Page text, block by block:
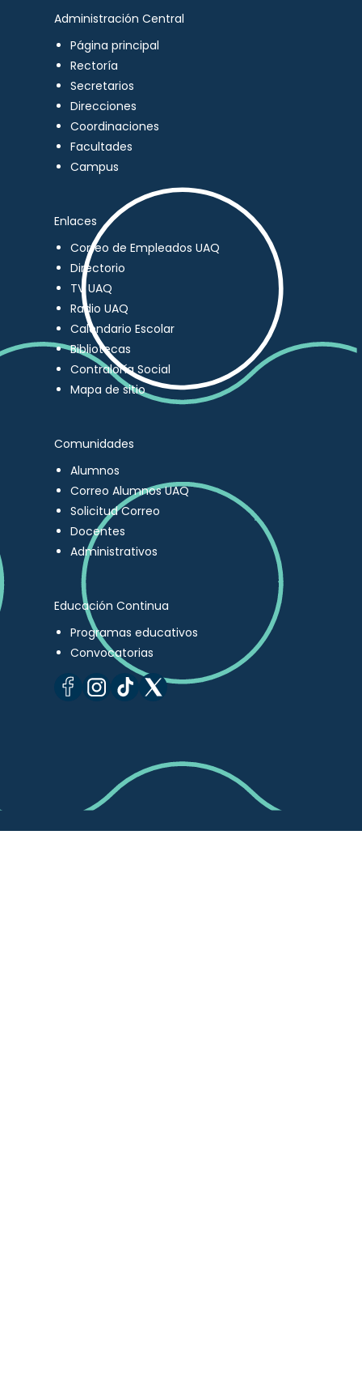
Administración Central
Página principal
Rectoría
Secretarios
Direcciones
Coordinaciones
Facultades
Campus
Enlaces
Correo de Empleados UAQ
Directorio
TV UAQ
Radio UAQ
Calendario Escolar
Bibliotecas
Contraloría Social
Mapa de sitio
Comunidades
Alumnos
Correo Alumnos UAQ
Solicitud Correo
Docentes
Administrativos
Educación Continua
Programas educativos
Convocatorias